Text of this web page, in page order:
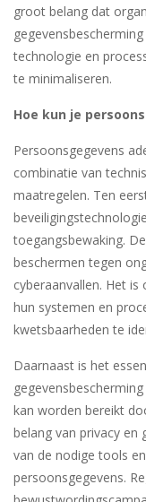
groot belang dat
technologie en
te minimaliseren.
Hoe kun je
Persoonsgegevens
combinatie van
maatregelen. Ten
toegangsbewaking.
beschermen tegen
cyberaanvallen. Het
hun systemen en
kwetsbaarheden te
Daarnaast is het
kan worden bereikt
belang van privacy en
van de nodige tools
persoonsgegevens.